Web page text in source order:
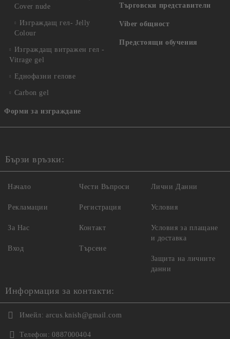
Cover nude
Изграждащ гел- Jelly
Colour
Изграждащ витражен гел -
Vitrage gel
Еднофазни гелове
Carbon gel
Форми за изграждане
Търговски представители
Viber общност
Предстоящи обучения
Бързи връзки:
Начало
Рекламации
За Нас
Вход
Чести Въпроси
Регистрация
Контакт
Търсене
Лични Данни
Условия
Условия за плащане
и доставка
Защита на личните
данни
Информация за контакти:
Имейл: arcus.knish@gmail.com
Телефон: 0887000404